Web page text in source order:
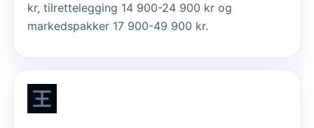
kr, tilrettelegging 14 900-24 900 kr og
markedspakker 17 900-49 900 kr.